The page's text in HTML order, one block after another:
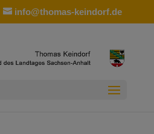
info@thomas-keindorf.de